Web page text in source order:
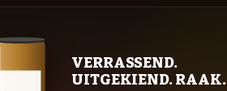
VERRASSEND.
UITGEKIEND. RAAK.